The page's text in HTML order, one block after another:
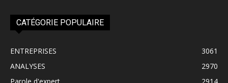
CATÉGORIE POPULAIRE
ENTREPRISES
3061
ANALYSES
2970